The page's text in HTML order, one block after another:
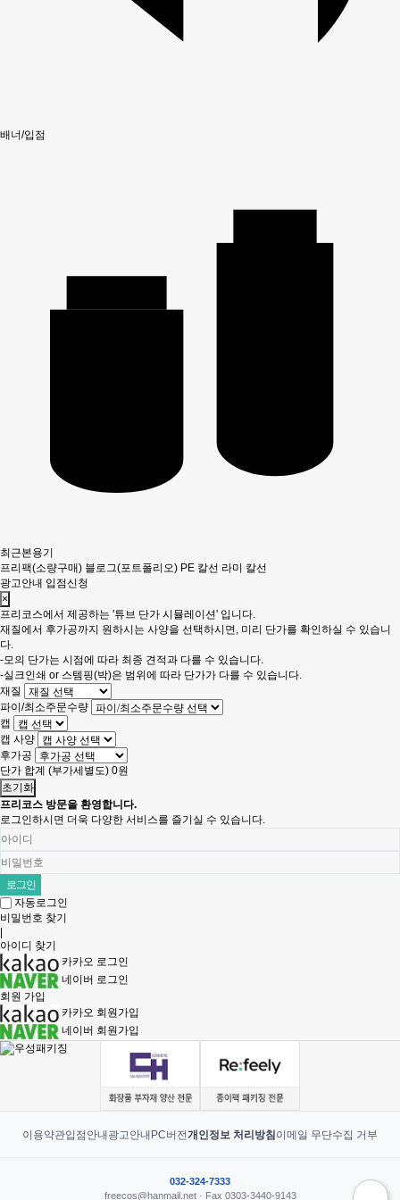
배너/입점
최근본용기
프리팩(소량구매) 블로그(포트폴리오) PE 칼선 라미 칼선
광고안내 입점신청
×
프리코스에서 제공하는 '튜브 단가 시뮬레이션' 입니다.
재질에서 후가공까지 원하시는 사양을 선택하시면, 미리 단가를 확인하실 수 있습니
다.
-모의 단가는 시점에 따라 최종 견적과 다를 수 있습니다.
-실크인쇄 or 스템핑(박)은 범위에 따라 단가가 다를 수 있습니다.
재질
파이/최소주문수량
캡
캡 사양
후가공
단가 합계 (부가세별도) 0원
초기화
프리코스 방문을 환영합니다.
로그인하시면 더욱 다양한 서비스를 즐기실 수 있습니다.
자동로그인
비밀번호 찾기
아이디 찾기
카카오 로그인
네이버 로그인
회원 가입
카카오 회원가입
네이버 회원가입
이용약관입점안내 광고안내 PC버전개인정보 처리방침 이메일 무단수집 거부
032-324-7333
freecos@hanmail.net · Fax 0303-3440-9143